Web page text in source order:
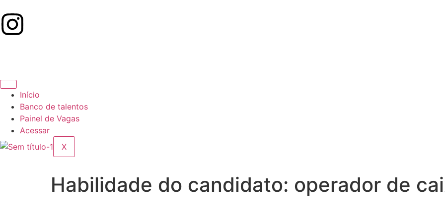
Início
Banco de talentos
Painel de Vagas
Acessar
X
Habilidade do candidato: operador de